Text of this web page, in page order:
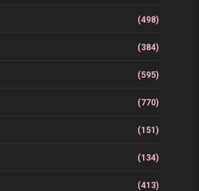
(498)
(384)
(595)
(770)
(151)
(134)
(413)